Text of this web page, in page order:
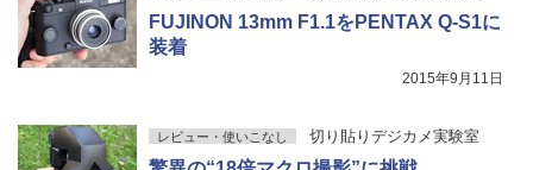
FUJINON 13mm F1.1をPENTAX Q-S1に
装着
2015年9月11日
レビュー・使いこなし 切り貼りデジカメ実験室